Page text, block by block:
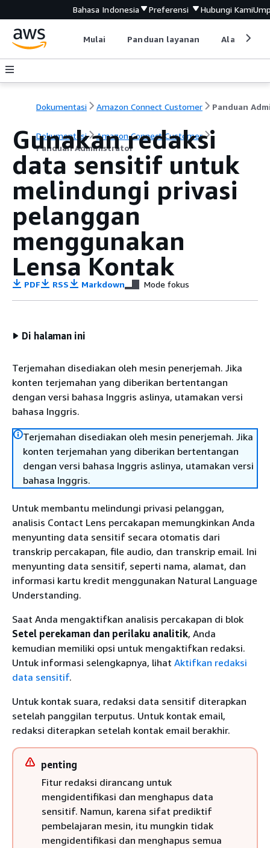
Bahasa Indonesia Preferensi Hubungi Kami
Mulai Panduan layanan Alat
Dokumentasi Amazon Connect Customer
Dokumentasi
Amazon Connect Customer
Panduan Administrator
Gunakan redaksi
data sensitif untuk
melindungi privasi
pelanggan
menggunakan
Lensa Kontak
PDF RSS Markdown Mode fokus
Di halaman ini
Terjemahan disediakan oleh mesin penerjemah. Jika
konten terjemahan yang diberikan bertentangan
dengan versi bahasa Inggris aslinya, utamakan versi
bahasa Inggris.
Terjemahan disediakan oleh mesin penerjemah. Jika
konten terjemahan yang diberikan bertentangan
dengan versi bahasa Inggris aslinya, utamakan versi
bahasa Inggris.
Untuk membantu melindungi privasi pelanggan,
analisis Contact Lens percakapan memungkinkan Anda
menyunting data sensitif secara otomatis dari
transkrip percakapan, file audio, dan transkrip email. Ini
menyunting data sensitif, seperti nama, alamat, dan
informasi kartu kredit menggunakan Natural Language
Understanding.
Saat Anda mengaktifkan analisis percakapan di blok
Setel perekaman dan perilaku analitik, Anda
kemudian memiliki opsi untuk mengaktifkan redaksi.
Untuk informasi selengkapnya, lihat Aktifkan redaksi
data sensitif.
Untuk kontak suara, redaksi data sensitif diterapkan
setelah panggilan terputus. Untuk kontak email,
redaksi diterapkan setelah kontak email berakhir.
penting
Fitur redaksi dirancang untuk
mengidentifikasi dan menghapus data
sensitif. Namun, karena sifat prediktif
pembelajaran mesin, itu mungkin tidak
mengidentifikasi dan menghapus semua